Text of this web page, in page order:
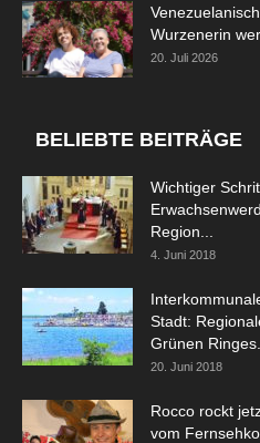
Wurzenerin
20. Juli 2026
BELIEBTE BEITRÄGE
Wichtiger
Region...
4. Juni 2018
Stadt:
Grünen Ringes...
20. Juni 2018
Rocco rockt
vom